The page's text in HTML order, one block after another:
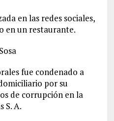
en las redes sociales,
en un restaurante.
fue condenado a
por su
de corrupción en la
S. A.